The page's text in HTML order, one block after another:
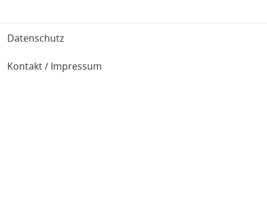
Fußbereich
Datenschutz
Kontakt / Impressum